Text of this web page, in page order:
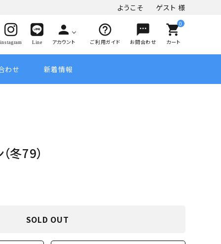
ようこそ ゲスト 様
instagram Line
person
アカウント
help_outline
ご利用ガイド
sms
お問合わせ
0
shopping_cart
カート
わせ 新着情報
冬79）
SOLD OUT